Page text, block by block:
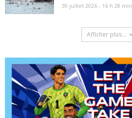
30 juillet 2026 - 16 h 28 min
Afficher plus...